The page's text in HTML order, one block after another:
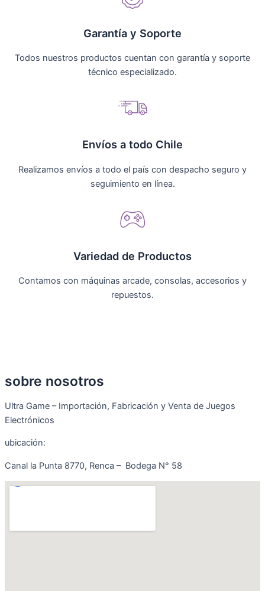
Garantía y Soporte
Todos nuestros productos cuentan con garantía y soporte
técnico especializado.
Envíos a todo Chile
Realizamos envíos a todo el país con despacho seguro y
seguimiento en línea.
Variedad de Productos
Contamos con máquinas arcade, consolas, accesorios y
repuestos.
sobre nosotros
Ultra Game – Importación, Fabricación y Venta de Juegos
Electrónicos
ubicación:
Canal la Punta 8770, Renca – Bodega N° 58